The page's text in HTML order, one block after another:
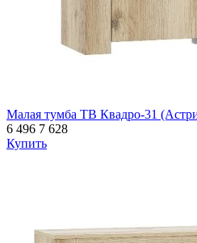
Малая тумба ТВ Квадро-31
6 496 7 628
Купить